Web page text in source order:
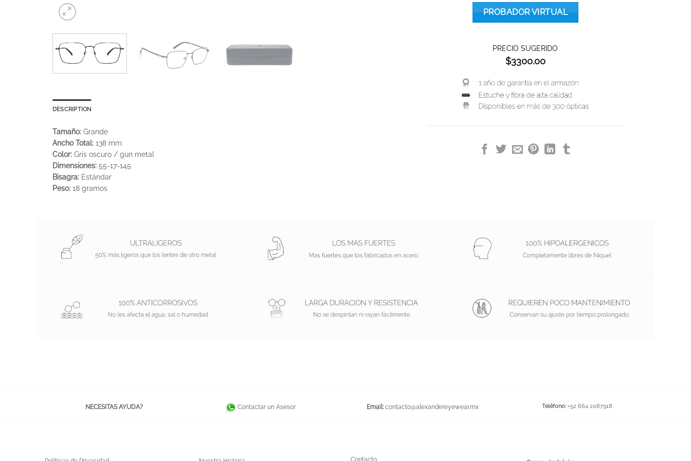
DESCRIPTION
Tamaño: Grande
Ancho Total: 138 mm
Color: Gris oscuro / gun metal
Dimensiones: 55-17-145
Bisagra: Estándar
Peso: 18 gramos
PROBADOR VIRTUAL
PRECIO SUGERIDO
$3300.00
NECESITAS AYUDA? Contactar un Asesor Email: contacto@alexandereyewear.mx Teléfono:+52 664 2087918
Contacto